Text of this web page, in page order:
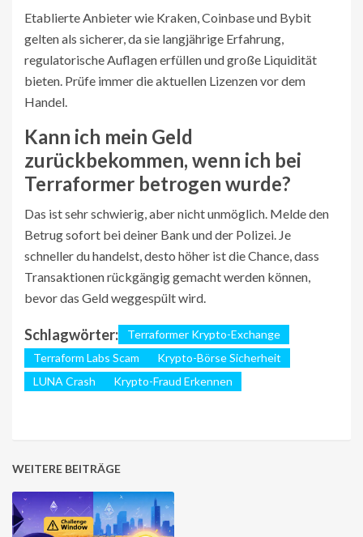
Etablierte Anbieter wie Kraken, Coinbase und Bybit
gelten als sicherer, da sie langjährige Erfahrung,
regulatorische Auflagen erfüllen und große Liquidität
bieten. Prüfe immer die aktuellen Lizenzen vor dem
Handel.
Kann ich mein Geld
zurückbekommen, wenn ich bei
Terraformer betrogen wurde?
Das ist sehr schwierig, aber nicht unmöglich. Melde den
Betrug sofort bei deiner Bank und der Polizei. Je
schneller du handelst, desto höher ist die Chance, dass
Transaktionen rückgängig gemacht werden können,
bevor das Geld weggespült wird.
Schlagwörter:
Terraformer Krypto-Exchange
Terraform Labs Scam
Krypto-Börse Sicherheit
LUNA Crash
Krypto-Fraud Erkennen
WEITERE BEITRÄGE